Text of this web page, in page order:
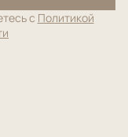
с Политикой